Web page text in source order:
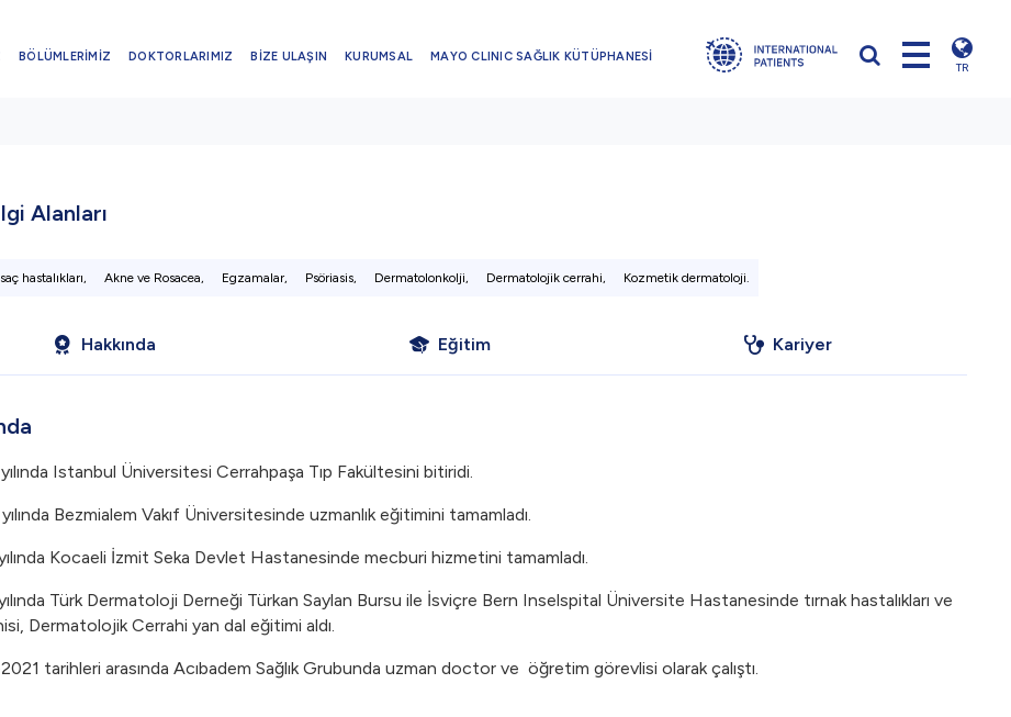
BÖLÜMLERİMİZ DOKTORLARIMIZ BİZE ULAŞIN KURUMSAL MAYO CLINIC SAĞLIK KÜTÜPHANESİ
TR
Alanları
hastalıkları, Akne ve Rosacea, Egzamalar, Psöriasis, Dermatolonkolji, Dermatolojik cerrahi, Kozmetik dermatoloji.
Hakkında Eğitim Kariyer
Istanbul Üniversitesi Cerrahpaşa Tıp Fakültesini bitiridi.
Bezmialem Vakıf Üniversitesinde uzmanlık eğitimini tamamladı.
Kocaeli İzmit Seka Devlet Hastanesinde mecburi hizmetini tamamladı.
Türk Dermatoloji Derneği Türkan Saylan Bursu ile İsviçre Bern Inselspital Üniversite Hastanesinde tırnak hastalıkları ve
Dermatolojik Cerrahi yan dal eğitimi aldı.
tarihleri arasında Acıbadem Sağlık Grubunda uzman doctor ve öğretim görevlisi olarak çalıştı.